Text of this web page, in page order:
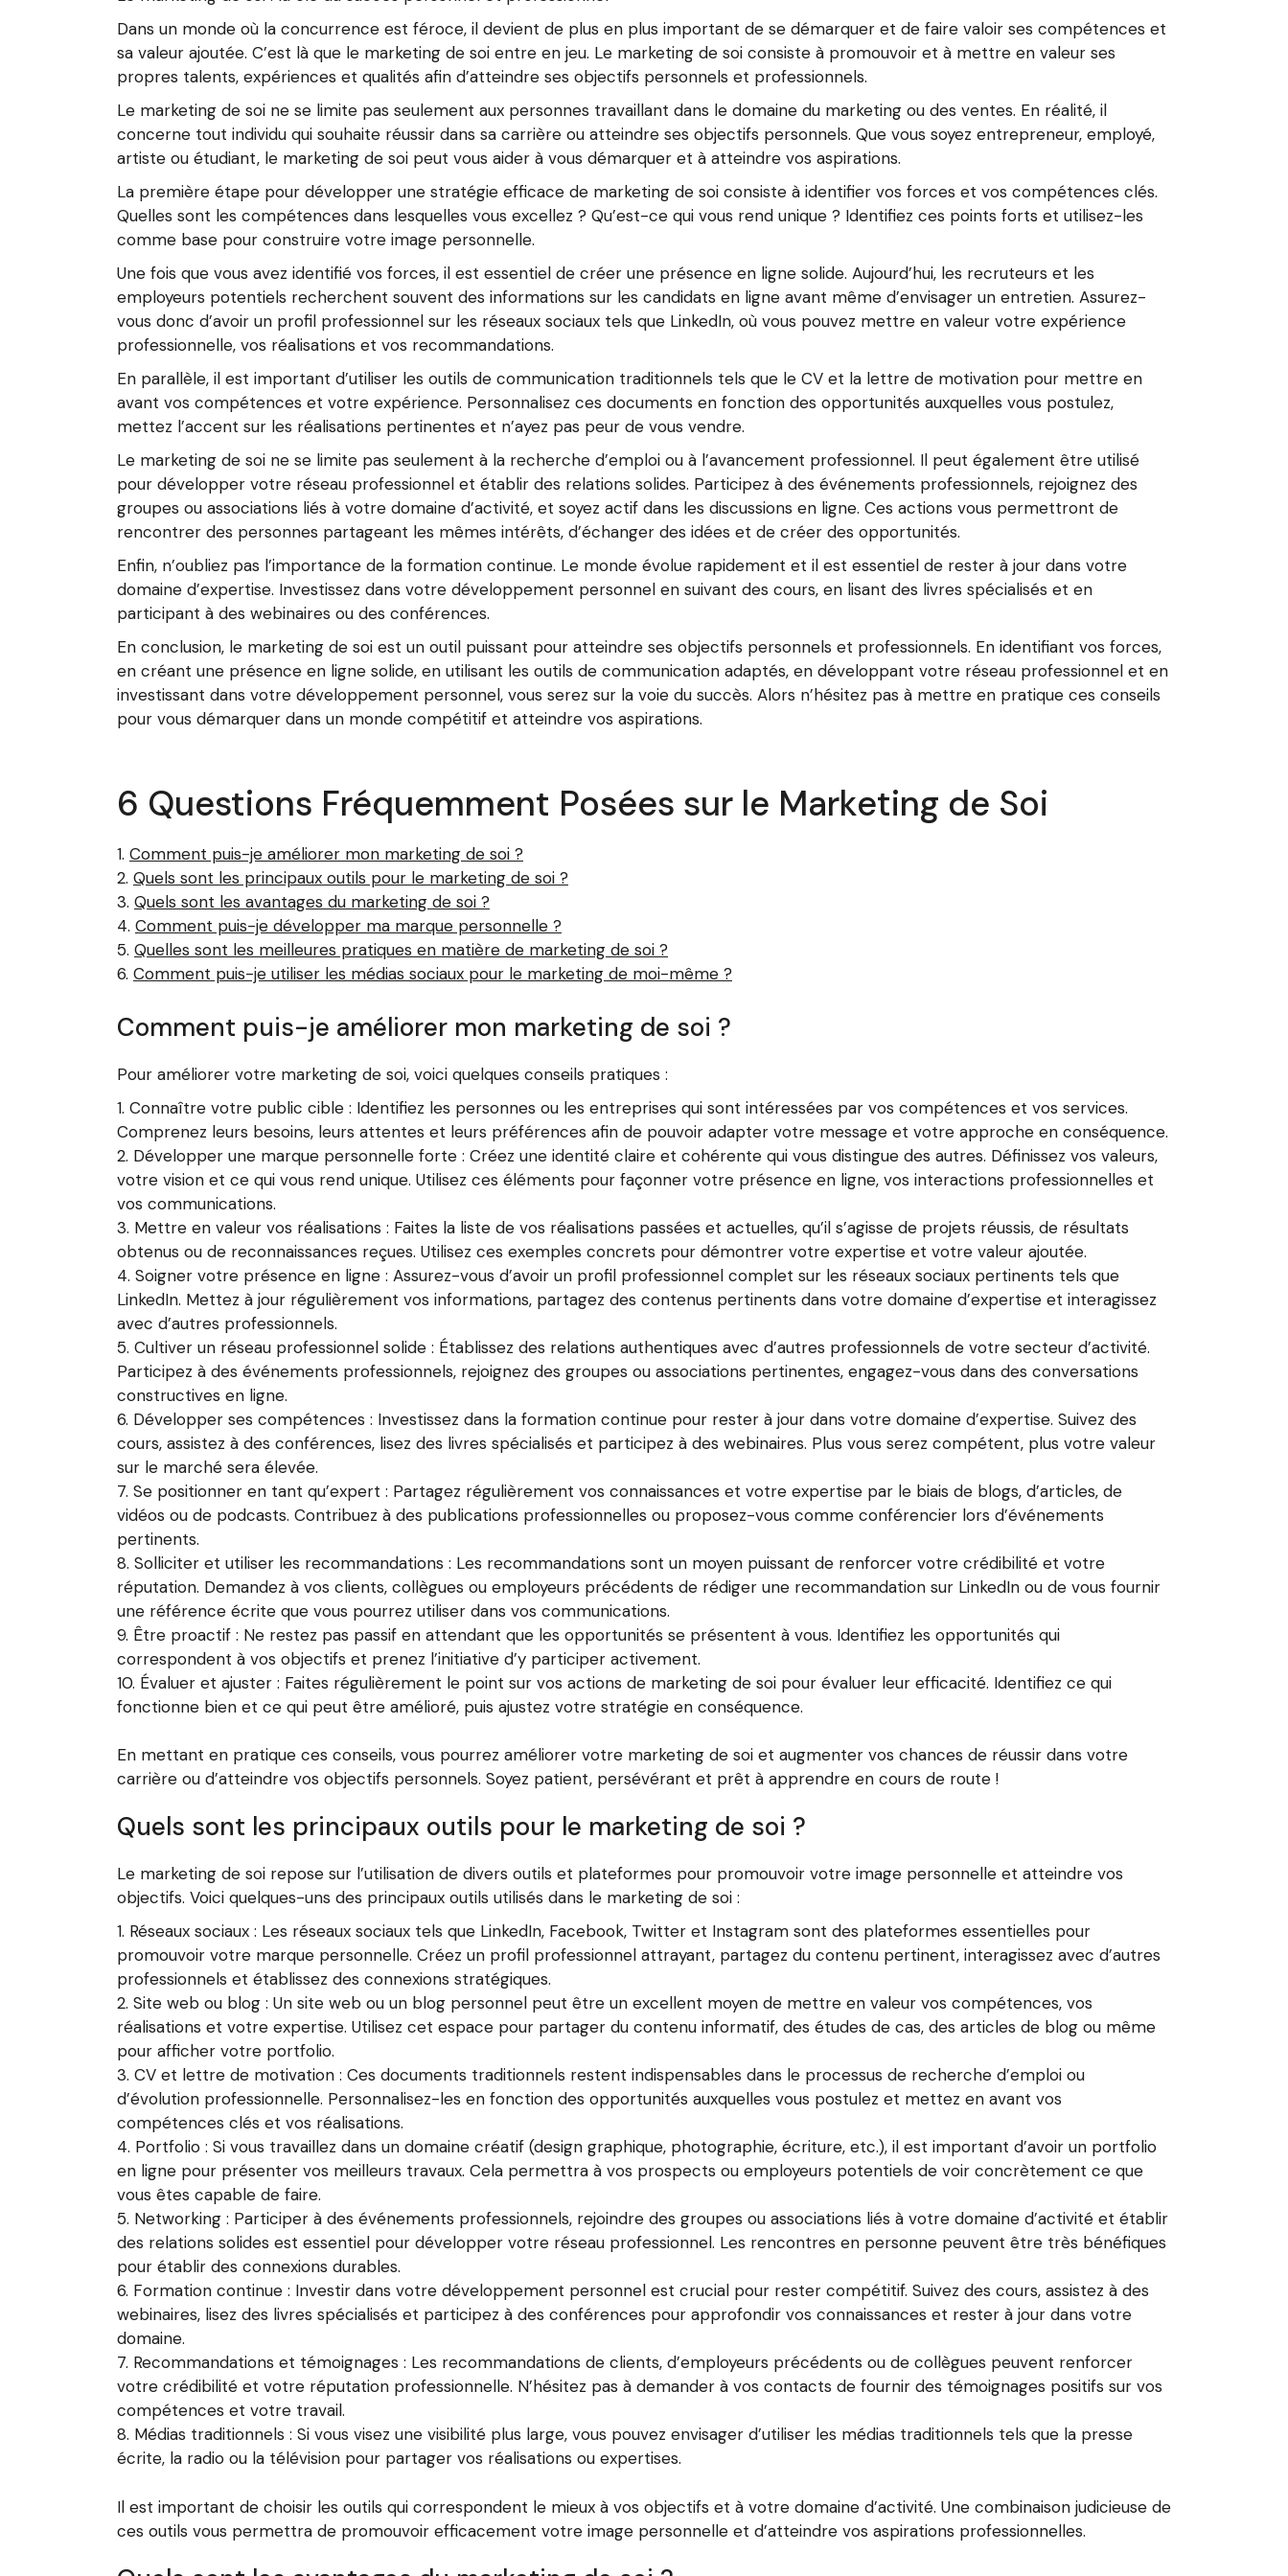
Dans un monde où la concurrence est féroce, il devient de plus en plus important de se démarquer et de faire valoir ses compétences et
sa valeur ajoutée. C’est là que le marketing de soi entre en jeu. Le marketing de soi consiste à promouvoir et à mettre en valeur ses
propres talents, expériences et qualités afin d’atteindre ses objectifs personnels et professionnels.
Le marketing de soi ne se limite pas seulement aux personnes travaillant dans le domaine du marketing ou des ventes. En réalité, il
concerne tout individu qui souhaite réussir dans sa carrière ou atteindre ses objectifs personnels. Que vous soyez entrepreneur, employé,
artiste ou étudiant, le marketing de soi peut vous aider à vous démarquer et à atteindre vos aspirations.
La première étape pour développer une stratégie efficace de marketing de soi consiste à identifier vos forces et vos compétences clés.
Quelles sont les compétences dans lesquelles vous excellez ? Qu’est-ce qui vous rend unique ? Identifiez ces points forts et utilisez-les
comme base pour construire votre image personnelle.
Une fois que vous avez identifié vos forces, il est essentiel de créer une présence en ligne solide. Aujourd’hui, les recruteurs et les
employeurs potentiels recherchent souvent des informations sur les candidats en ligne avant même d’envisager un entretien. Assurez-
vous donc d’avoir un profil professionnel sur les réseaux sociaux tels que LinkedIn, où vous pouvez mettre en valeur votre expérience
professionnelle, vos réalisations et vos recommandations.
En parallèle, il est important d’utiliser les outils de communication traditionnels tels que le CV et la lettre de motivation pour mettre en
avant vos compétences et votre expérience. Personnalisez ces documents en fonction des opportunités auxquelles vous postulez,
mettez l’accent sur les réalisations pertinentes et n’ayez pas peur de vous vendre.
Le marketing de soi ne se limite pas seulement à la recherche d’emploi ou à l’avancement professionnel. Il peut également être utilisé
pour développer votre réseau professionnel et établir des relations solides. Participez à des événements professionnels, rejoignez des
groupes ou associations liés à votre domaine d’activité, et soyez actif dans les discussions en ligne. Ces actions vous permettront de
rencontrer des personnes partageant les mêmes intérêts, d’échanger des idées et de créer des opportunités.
Enfin, n’oubliez pas l’importance de la formation continue. Le monde évolue rapidement et il est essentiel de rester à jour dans votre
domaine d’expertise. Investissez dans votre développement personnel en suivant des cours, en lisant des livres spécialisés et en
participant à des webinaires ou des conférences.
En conclusion, le marketing de soi est un outil puissant pour atteindre ses objectifs personnels et professionnels. En identifiant vos forces,
en créant une présence en ligne solide, en utilisant les outils de communication adaptés, en développant votre réseau professionnel et en
investissant dans votre développement personnel, vous serez sur la voie du succès. Alors n’hésitez pas à mettre en pratique ces conseils
pour vous démarquer dans un monde compétitif et atteindre vos aspirations.
6 Questions Fréquemment Posées sur le Marketing de Soi
Comment puis-je améliorer mon marketing de soi ?
Quels sont les principaux outils pour le marketing de soi ?
Quels sont les avantages du marketing de soi ?
Comment puis-je développer ma marque personnelle ?
Quelles sont les meilleures pratiques en matière de marketing de soi ?
Comment puis-je utiliser les médias sociaux pour le marketing de moi-même ?
Comment puis-je améliorer mon marketing de soi ?
Pour améliorer votre marketing de soi, voici quelques conseils pratiques :
Connaître votre public cible : Identifiez les personnes ou les entreprises qui sont intéressées par vos compétences et vos services.
Comprenez leurs besoins, leurs attentes et leurs préférences afin de pouvoir adapter votre message et votre approche en conséquence.
Développer une marque personnelle forte : Créez une identité claire et cohérente qui vous distingue des autres. Définissez vos valeurs,
votre vision et ce qui vous rend unique. Utilisez ces éléments pour façonner votre présence en ligne, vos interactions professionnelles et
vos communications.
Mettre en valeur vos réalisations : Faites la liste de vos réalisations passées et actuelles, qu’il s’agisse de projets réussis, de résultats
obtenus ou de reconnaissances reçues. Utilisez ces exemples concrets pour démontrer votre expertise et votre valeur ajoutée.
Soigner votre présence en ligne : Assurez-vous d’avoir un profil professionnel complet sur les réseaux sociaux pertinents tels que
LinkedIn. Mettez à jour régulièrement vos informations, partagez des contenus pertinents dans votre domaine d’expertise et interagissez
avec d’autres professionnels.
Cultiver un réseau professionnel solide : Établissez des relations authentiques avec d’autres professionnels de votre secteur d’activité.
Participez à des événements professionnels, rejoignez des groupes ou associations pertinentes, engagez-vous dans des conversations
constructives en ligne.
Développer ses compétences : Investissez dans la formation continue pour rester à jour dans votre domaine d’expertise. Suivez des
cours, assistez à des conférences, lisez des livres spécialisés et participez à des webinaires. Plus vous serez compétent, plus votre valeur
sur le marché sera élevée.
Se positionner en tant qu’expert : Partagez régulièrement vos connaissances et votre expertise par le biais de blogs, d’articles, de
vidéos ou de podcasts. Contribuez à des publications professionnelles ou proposez-vous comme conférencier lors d’événements
pertinents.
Solliciter et utiliser les recommandations : Les recommandations sont un moyen puissant de renforcer votre crédibilité et votre
réputation. Demandez à vos clients, collègues ou employeurs précédents de rédiger une recommandation sur LinkedIn ou de vous fournir
une référence écrite que vous pourrez utiliser dans vos communications.
Être proactif : Ne restez pas passif en attendant que les opportunités se présentent à vous. Identifiez les opportunités qui
correspondent à vos objectifs et prenez l’initiative d’y participer activement.
Évaluer et ajuster : Faites régulièrement le point sur vos actions de marketing de soi pour évaluer leur efficacité. Identifiez ce qui
fonctionne bien et ce qui peut être amélioré, puis ajustez votre stratégie en conséquence.
En mettant en pratique ces conseils, vous pourrez améliorer votre marketing de soi et augmenter vos chances de réussir dans votre
carrière ou d’atteindre vos objectifs personnels. Soyez patient, persévérant et prêt à apprendre en cours de route !
Quels sont les principaux outils pour le marketing de soi ?
Le marketing de soi repose sur l’utilisation de divers outils et plateformes pour promouvoir votre image personnelle et atteindre vos
objectifs. Voici quelques-uns des principaux outils utilisés dans le marketing de soi :
Réseaux sociaux : Les réseaux sociaux tels que LinkedIn, Facebook, Twitter et Instagram sont des plateformes essentielles pour
promouvoir votre marque personnelle. Créez un profil professionnel attrayant, partagez du contenu pertinent, interagissez avec d’autres
professionnels et établissez des connexions stratégiques.
Site web ou blog : Un site web ou un blog personnel peut être un excellent moyen de mettre en valeur vos compétences, vos
réalisations et votre expertise. Utilisez cet espace pour partager du contenu informatif, des études de cas, des articles de blog ou même
pour afficher votre portfolio.
CV et lettre de motivation : Ces documents traditionnels restent indispensables dans le processus de recherche d’emploi ou
d’évolution professionnelle. Personnalisez-les en fonction des opportunités auxquelles vous postulez et mettez en avant vos
compétences clés et vos réalisations.
Portfolio : Si vous travaillez dans un domaine créatif (design graphique, photographie, écriture, etc.), il est important d’avoir un portfolio
en ligne pour présenter vos meilleurs travaux. Cela permettra à vos prospects ou employeurs potentiels de voir concrètement ce que
vous êtes capable de faire.
Networking : Participer à des événements professionnels, rejoindre des groupes ou associations liés à votre domaine d’activité et établir
des relations solides est essentiel pour développer votre réseau professionnel. Les rencontres en personne peuvent être très bénéfiques
pour établir des connexions durables.
Formation continue : Investir dans votre développement personnel est crucial pour rester compétitif. Suivez des cours, assistez à des
webinaires, lisez des livres spécialisés et participez à des conférences pour approfondir vos connaissances et rester à jour dans votre
domaine.
Recommandations et témoignages : Les recommandations de clients, d’employeurs précédents ou de collègues peuvent renforcer
votre crédibilité et votre réputation professionnelle. N’hésitez pas à demander à vos contacts de fournir des témoignages positifs sur vos
compétences et votre travail.
Médias traditionnels : Si vous visez une visibilité plus large, vous pouvez envisager d’utiliser les médias traditionnels tels que la presse
écrite, la radio ou la télévision pour partager vos réalisations ou expertises.
Il est important de choisir les outils qui correspondent le mieux à vos objectifs et à votre domaine d’activité. Une combinaison judicieuse de
ces outils vous permettra de promouvoir efficacement votre image personnelle et d’atteindre vos aspirations professionnelles.